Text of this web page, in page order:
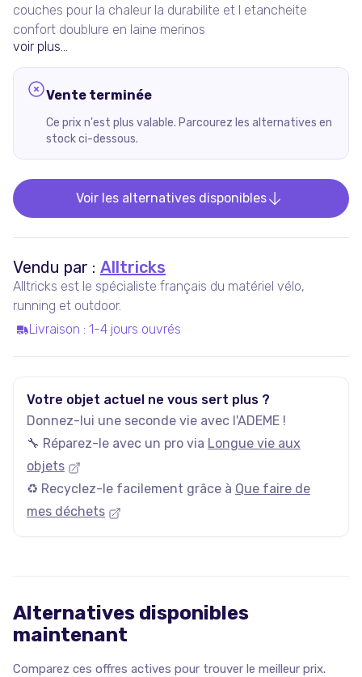
couches pour la chaleur la durabilite et l etancheite
confort doublure en laine merinos
voir plus...
Vente terminée
Ce prix n'est plus valable. Parcourez les alternatives en
stock ci-dessous.
Voir les alternatives disponibles
Vendu par : Alltricks
Alltricks est le spécialiste français du matériel vélo,
running et outdoor.
Livraison : 1-4 jours ouvrés
Votre objet actuel ne vous sert plus ?
Donnez-lui une seconde vie avec l'ADEME !
🔧 Réparez-le avec un pro via Longue vie aux
objets
♻️ Recyclez-le facilement grâce à Que faire de
mes déchets
Alternatives disponibles
maintenant
Comparez ces offres actives pour trouver le meilleur prix.